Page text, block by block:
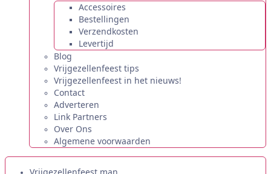
Accessoires
Bestellingen
Verzendkosten
Levertijd
Blog
Vrijgezellenfeest tips
Vrijgezellenfeest in het nieuws!
Contact
Adverteren
Link Partners
Over Ons
Algemene voorwaarden